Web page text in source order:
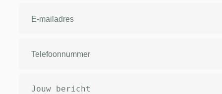
mailadres(Vereist)